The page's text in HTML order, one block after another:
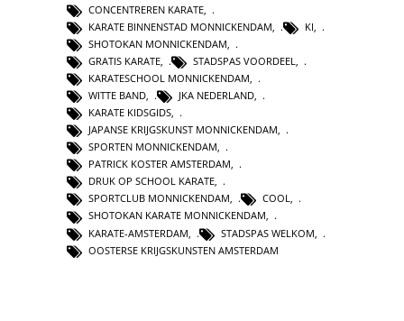
CONCENTREREN KARATE
KARATE BINNENSTAD MONNICKENDAM
KI
SHOTOKAN MONNICKENDAM
GRATIS KARATE
STADSPAS VOORDEEL
KARATESCHOOL MONNICKENDAM
WITTE BAND, JKA NEDERLAND,
KARATE KIDSGIDS,
JAPANSE KRIJGSKUNST MONNICKENDAM,
SPORTEN MONNICKENDAM,
PATRICK KOSTER AMSTERDAM,
DRUK OP SCHOOL KARATE,
SPORTCLUB MONNICKENDAM, COOL,
SHOTOKAN KARATE MONNICKENDAM,
KARATE-AMSTERDAM
STADSPAS WELKOM
OOSTERSE KRIJGSKUNSTEN AMSTERDAM